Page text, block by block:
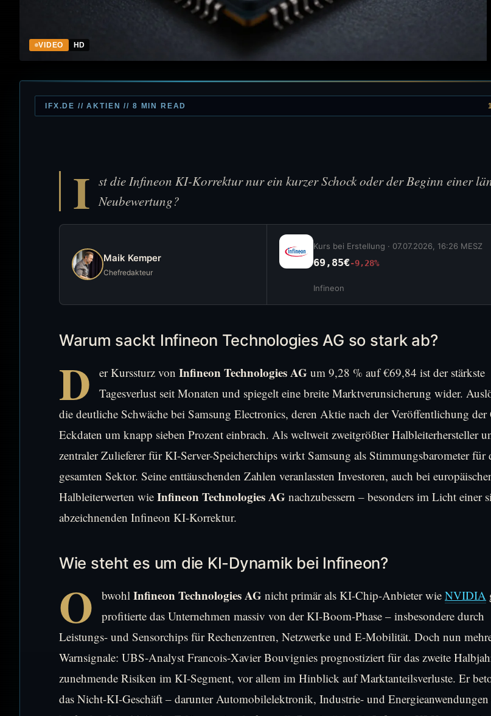
VIDEO HD
IFX.DE // AKTIEN // 8 MIN READ
I st die Infineon KI-Korrektur nur ein kurzer Schock oder der Beginn einer
Neubewertung?
Maik Kemper
Chefredakteur
Kurs bei Erstellung · 07.07.2026, 16:26 MESZ
69,85€-9,28%
Infineon
Warum sackt Infineon Technologies AG so stark ab?
D er Kurssturz von Infineon Technologies AG um 9,28 % auf €69,84 ist der stärkste
Tagesverlust seit Monaten und spiegelt eine breite Marktverunsicherung wider.
die deutliche Schwäche bei Samsung Electronics, deren Aktie nach der Veröffentlichung der
Eckdaten um knapp sieben Prozent einbrach. Als weltweit zweitgrößter Halbleiterhersteller
zentraler Zulieferer für KI-Server-Speicherchips wirkt Samsung als Stimmungsbarometer für
gesamten Sektor. Seine enttäuschenden Zahlen veranlassten Investoren, auch bei
Halbleiterwerten wie Infineon Technologies AG nachzubessern – besonders im Licht einer
abzeichnenden Infineon KI-Korrektur.
Wie steht es um die KI-Dynamik bei Infineon?
O bwohl Infineon Technologies AG nicht primär als KI-Chip-Anbieter wie NVIDIA
profitierte das Unternehmen massiv von der KI-Boom-Phase – insbesondere durch
Leistungs- und Sensorchips für Rechenzentren, Netzwerke und E-Mobilität. Doch nun
Warnsignale: UBS-Analyst Francois-Xavier Bouvignies prognostiziert für das zweite
zunehmende Risiken im KI-Segment, vor allem im Hinblick auf Marktanteilsverluste. Er
das Nicht-KI-Geschäft – darunter Automobilelektronik, Industrie- und